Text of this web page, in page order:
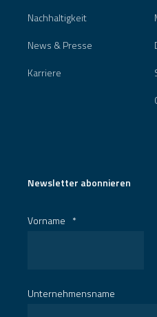
Nachhaltigkeit
News & Presse
Karriere
Newsletter abonnieren
Vorname *
Unternehmensname